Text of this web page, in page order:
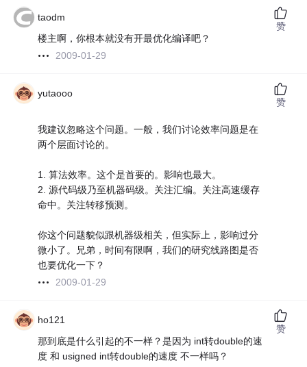
taodm
楼主啊，你根本就没有开最优化编译吧？
2009-01-29
赞
yutaooo
我建议忽略这个问题。一般，我们讨论效率问题是在
两个层面讨论的。
1. 算法效率。这个是首要的。影响也最大。
2. 源代码级乃至机器码级。关注汇编。关注高速缓存
命中。关注转移预测。
你这个问题貌似跟机器级相关，但实际上，影响过分
微小了。兄弟，时间有限啊，我们的研究线路图是否
也要优化一下？
2009-01-29
赞
ho121
那到底是什么引起的不一样？是因为 int转double的速
度 和 usigned int转double的速度 不一样吗？
赞